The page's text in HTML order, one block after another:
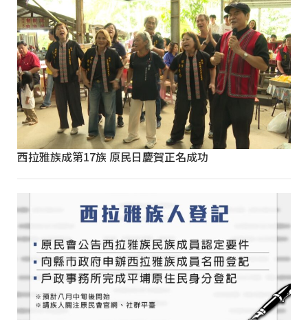
西拉雅族成第17族 原民日慶賀正名成功